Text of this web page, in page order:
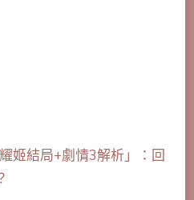
姬結局+劇情3解析」：回